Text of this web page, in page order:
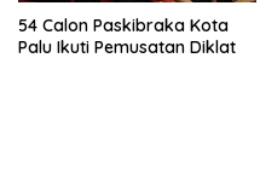
54 Calon Paskibraka Kota
Palu Ikuti Pemusatan Diklat